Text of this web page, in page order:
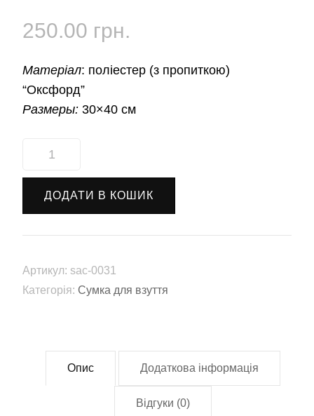
250.00 грн.
Матеріал: поліестер (з пропиткою)
“Оксфорд”
Размеры: 30×40 см
Сумка
кількість
ДОДАТИ В КОШИК
Артикул: sac-0031
Категорія: Сумка для взуття
Опис Додаткова інформація
Відгуки (0)